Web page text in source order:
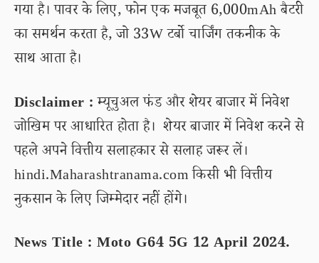
गया है। पावर के लिए, फोन एक मजबूत 6,000mAh बैटरी
का समर्थन करता है, जो 33W टर्बो चार्जिंग तकनीक के
साथ आता है।
Disclaimer :म्यूचुअल फंड और शेयर बाजार में निवेश
जोखिम पर आधारित होता है। शेयर बाजार में निवेश करने से
पहले अपने वित्तीय सलाहकार से सलाह जरूर लें।
hindi.Maharashtranama.com किसी भी वित्तीय
नुकसान के लिए जिम्मेदार नहीं होंगे।
News Title : Moto G64 5G 12 April 2024.